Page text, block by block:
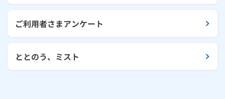
ご利用者さまアンケート
ととのう、ミスト